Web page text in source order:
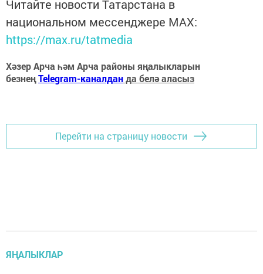
Читайте новости Татарстана в
национальном мессенджере MАХ:
https://max.ru/tatmedia
Хәзер Арча һәм Арча районы яңалыкларын
безнеңTelegram-каналданда белә аласыз
Перейти на страницу новости
ЯҢАЛЫКЛАР